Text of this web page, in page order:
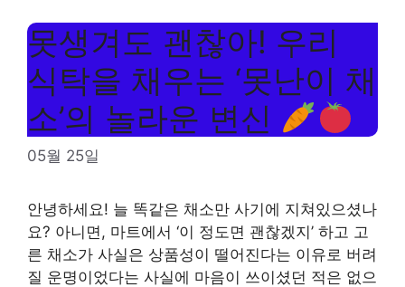
못생겨도 괜찮아! 우리
식탁을 채우는 ‘못난이 채
소’의 놀라운 변신
05월 25일
안녕하세요! 늘 똑같은 채소만 사기에 지쳐있으셨나
요? 아니면, 마트에서 ‘이 정도면 괜찮겠지’ 하고 고
른 채소가 사실은 상품성이 떨어진다는 이유로 버려
질 운명이었다는 사실에 마음이 쓰이셨던 적은 없으